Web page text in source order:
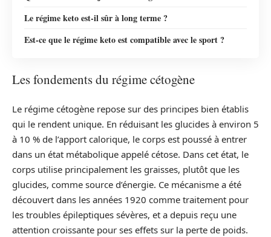
Le régime keto est-il sûr à long terme ?
Est-ce que le régime keto est compatible avec le sport ?
Les fondements du régime cétogène
Le régime cétogène repose sur des principes bien établis
qui le rendent unique. En réduisant les glucides à environ 5
à 10 % de l’apport calorique, le corps est poussé à entrer
dans un état métabolique appelé cétose. Dans cet état, le
corps utilise principalement les graisses, plutôt que les
glucides, comme source d’énergie. Ce mécanisme a été
découvert dans les années 1920 comme traitement pour
les troubles épileptiques sévères, et a depuis reçu une
attention croissante pour ses effets sur la perte de poids.